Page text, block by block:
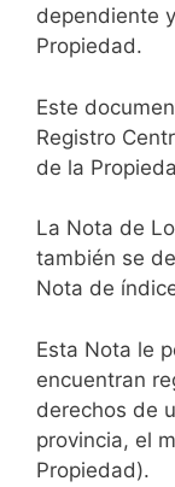
dependiente
Propiedad.
Este
Registro
de la
La Nota de
también se
Nota de
Esta Nota le
encuentran
derechos de
provincia, el
Propiedad).